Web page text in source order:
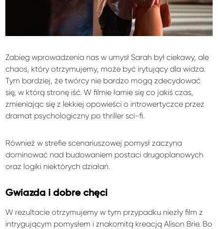
Zabieg wprowadzenia nas w umysł Sarah był ciekawy, ale
chaos, który otrzymujemy, może być irytujący dla widza.
Tym bardziej, że twórcy nie bardzo mogą zdecydować
się, w którą stronę iść. W filmie łamie się co jakiś czas,
zmieniając się z lekkiej opowieści o introwertyczce przez
dramat psychologiczny po thriller sci-fi.
Również w strefie scenariuszowej pomysł zaczyna
dominować nad budowaniem postaci drugoplanowych
oraz logiki niektórych działań.
Gwiazda i dobre chęci
W rezultacie otrzymujemy w tym przypadku niezły film z
intrygującym pomysłem i znakomitą kreacją Alison Brie. Bo